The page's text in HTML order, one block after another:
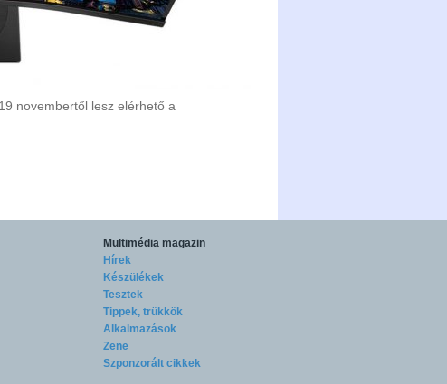
novembertől lesz elérhető a
Multimédia magazin
Hírek
Készülékek
Tesztek
Tippek, trükkök
Alkalmazások
Zene
Szponzorált cikkek